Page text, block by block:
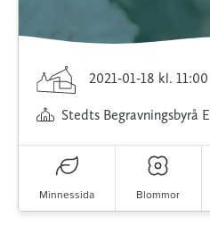
2021-01-18 kl. 11:00
Stedts Begravningsbyrå
Minnessida Blommor